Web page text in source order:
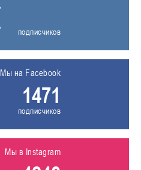
подписчиков
Мы на Facebook
1471
подписчиков
Мы в Instagram